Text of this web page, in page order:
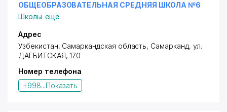
ОБЩЕОБРАЗОВАТЕЛЬНАЯ СРЕДНЯЯ ШКОЛА №6
Школы ещё
Адрес
Узбекистан, Самаркандская область, Самарканд, ул.
ДАГБИТСКАЯ, 170
Номер телефона
+998...Показать